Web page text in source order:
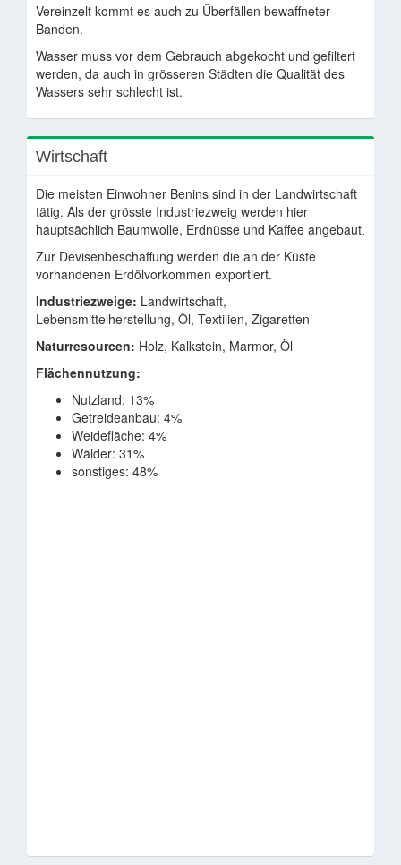
Vereinzelt kommt es auch zu Überfällen bewaffneter
Banden.
Wasser muss vor dem Gebrauch abgekocht und gefiltert
werden, da auch in grösseren Städten die Qualität des
Wassers sehr schlecht ist.
Wirtschaft
Die meisten Einwohner Benins sind in der Landwirtschaft
tätig. Als der grösste Industriezweig werden hier
hauptsächlich Baumwolle, Erdnüsse und Kaffee angebaut.
Zur Devisenbeschaffung werden die an der Küste
vorhandenen Erdölvorkommen exportiert.
Industriezweige: Landwirtschaft,
Lebensmittelherstellung, Öl, Textilien, Zigaretten
Naturresourcen: Holz, Kalkstein, Marmor, Öl
Flächennutzung:
Nutzland: 13%
Getreideanbau: 4%
Weidefläche: 4%
Wälder: 31%
sonstiges: 48%